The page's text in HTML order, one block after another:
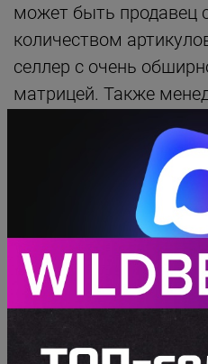
может быть продавец
количеством
селлер с очень
матрицей. Также
одного селлера, а
Настоящий менеджер -
бизнес вперед. Не
работаешь
нанимаешь ли ты
или ты менеджер по
понимать, что
делегирование и